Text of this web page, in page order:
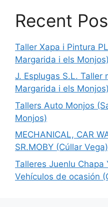
Recent
Taller Xapa i Pintura
Margarida i els Monjos)
J. Esplugas S.L. Taller
Margarida i els Monjos)
Tallers Auto Monjos
Monjos)
MECHANICAL, CAR
SR.MOBY (Cúllar Vega)
Talleres Juenlu Chapa
Vehículos de ocasión